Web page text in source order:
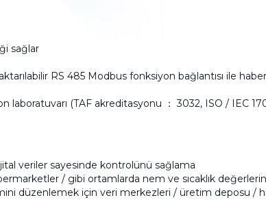
sağlar
RS 485 Modbus fonksiyon bağlantısı ile
laboratuvarı (TAF akreditasyonu ： 3032, ISO / IEC
veriler sayesinde kontrolünü sağlama
/ gibi ortamlarda nem ve sıcaklık
düzenlemek için veri merkezleri / üretim deposu /